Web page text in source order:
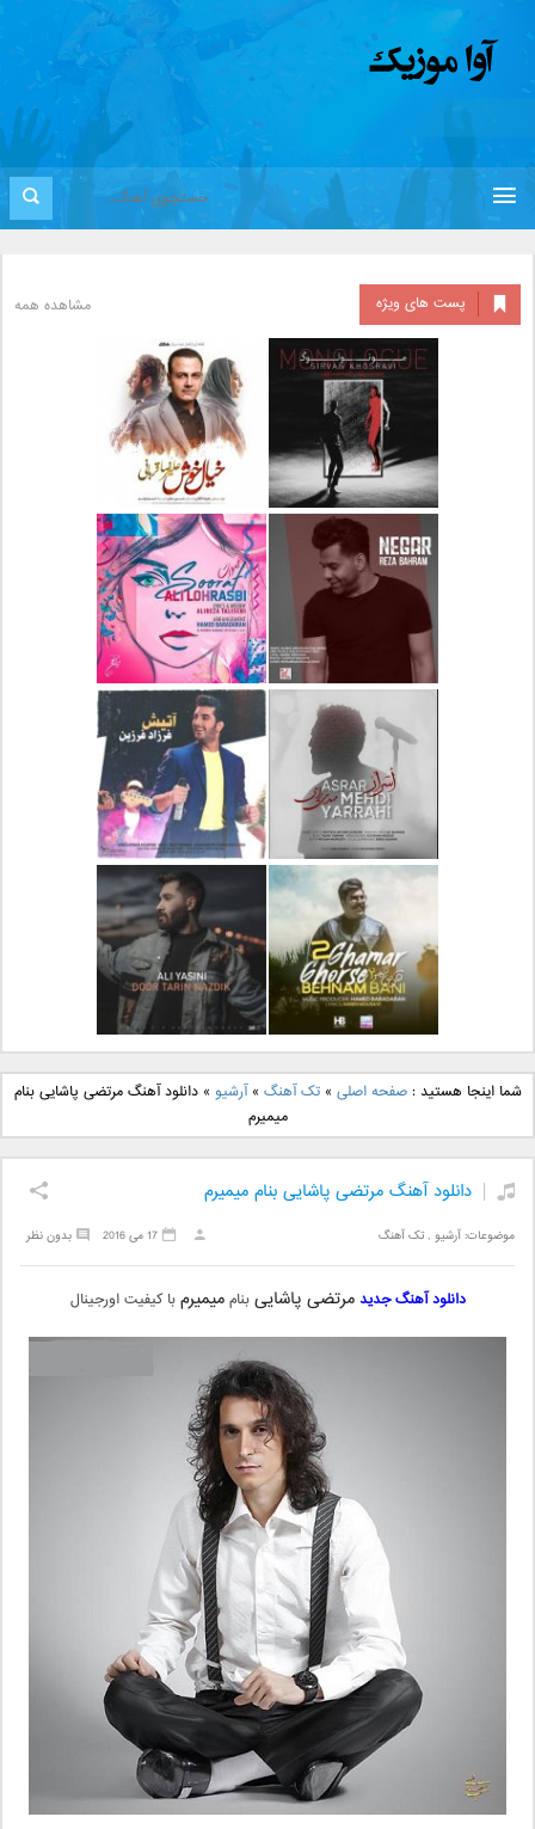
پست های ویژه مشاهده همه
دانلود آلبوم جدید سیروان
خسروی بنام مونولوگ
دانلود آهنگ جدید علیرضا
قربانی بنام خیال خوش
دانلود آهنگ جدید رضا
بهرام بنام نگار
دانلود آهنگ جدید علی
لهراسبی بنام صورت
دانلود آهنگ جدید مهدی
یراحی بنام اسرار
دانلود آهنگ جدید فرزاد
فرزین بنام آتیش
دانلود آهنگ جدید بهنام
بانی بنام قرص قمر 2
دانلود آهنگ جدید علی
یاسینی بنام دورترین نزدیک
شما اینجا هستید :صفحه اصلی »تک آهنگ »آرشیو »دانلود آهنگ مرتضی پاشایی بنام
میمیرم
دانلود آهنگ مرتضی پاشایی بنام میمیرم
موضوعات:آرشیو ,تک آهنگ بدون نظر 17 می 2016
دانلود آهنگ جدید مرتضی پاشایی بناممیمیرم با کیفیت اورجینال